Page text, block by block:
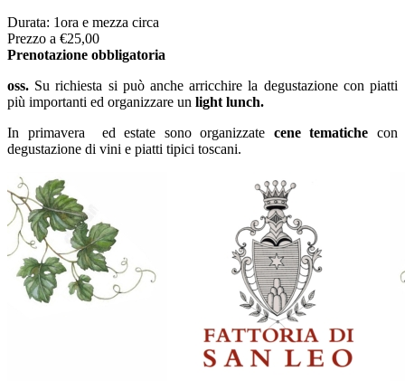
Durata: 1ora e mezza circa
Prezzo a €25,00
Prenotazione obbligatoria
oss. Su richiesta si può anche arricchire la degustazione con piatti
più importanti ed organizzare un light lunch.
In primavera ed estate sono organizzate cene tematiche con
degustazione di vini e piatti tipici toscani.